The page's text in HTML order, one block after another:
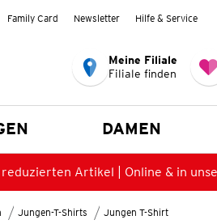
Family Card Newsletter Hilfe & Service
Meine Filiale
Filiale finden
DAMEN
Artikel | Online & in
Jungen-T-Shirts Jungen T-Shirt